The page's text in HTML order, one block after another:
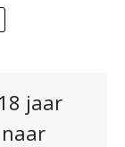
jaar